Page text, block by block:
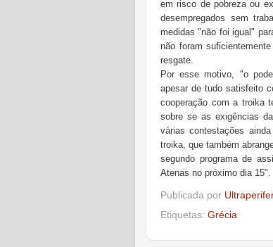
em risco de pobreza ou
desempregados sem
medidas "não foi igual"
não foram
resgate.
Por esse motivo, "o
apesar de tudo satisfeito
cooperação com a troika
sobre se as exigências
várias contestações
troika, que também
segundo programa de
Atenas no próximo dia 15".
Publicada por
Etiquetas: Grécia